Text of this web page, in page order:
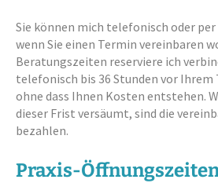
Sie können mich telefonisch oder per
wenn Sie einen Termin vereinbaren
Beratungszeiten reserviere ich
telefonisch bis 36 Stunden vor Ihrem
ohne dass Ihnen Kosten entstehen.
dieser Frist versäumt, sind die
bezahlen.
Praxis-